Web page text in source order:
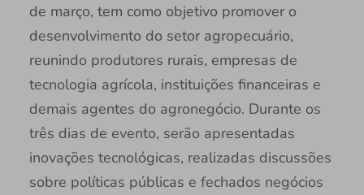
de março, tem como objetivo promover o
desenvolvimento do setor agropecuário,
reunindo produtores rurais, empresas de
tecnologia agrícola, instituições financeiras e
demais agentes do agronegócio. Durante os
três dias de evento, serão apresentadas
inovações tecnológicas, realizadas discussões
sobre políticas públicas e fechados negócios